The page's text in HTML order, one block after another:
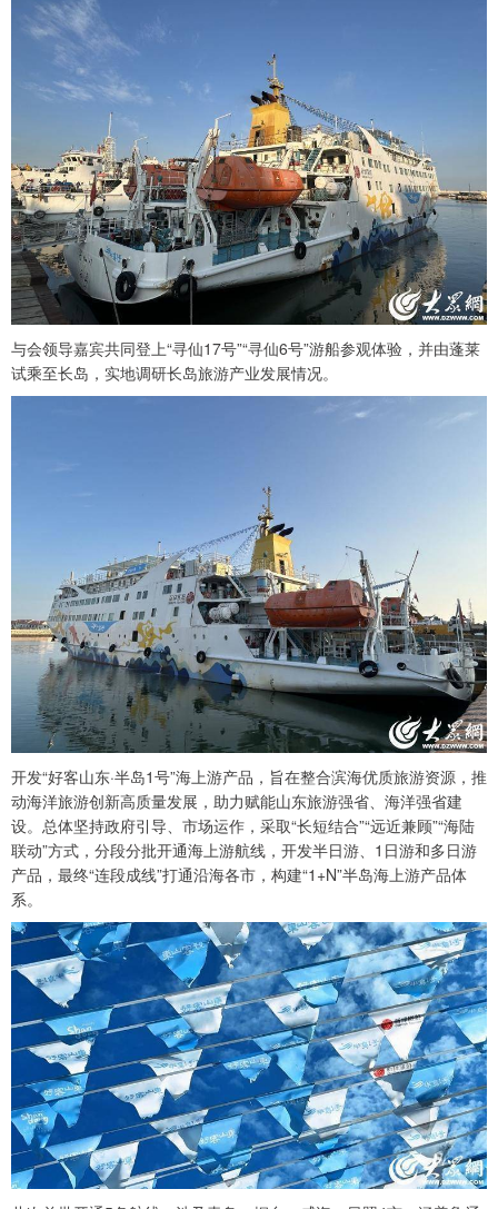
与会领导嘉宾共同登上“寻仙17号”“寻仙6号”游船参观体验，并由蓬莱
试乘至长岛，实地调研长岛旅游产业发展情况。
开发“好客山东·半岛1号”海上游产品，旨在整合滨海优质旅游资源，推
动海洋旅游创新高质量发展，助力赋能山东旅游强省、海洋强省建
设。总体坚持政府引导、市场运作，采取“长短结合”“远近兼顾”“海陆
联动”方式，分段分批开通海上游航线，开发半日游、1日游和多日游
产品，最终“连段成线”打通沿海各市，构建“1+N”半岛海上游产品体
系。